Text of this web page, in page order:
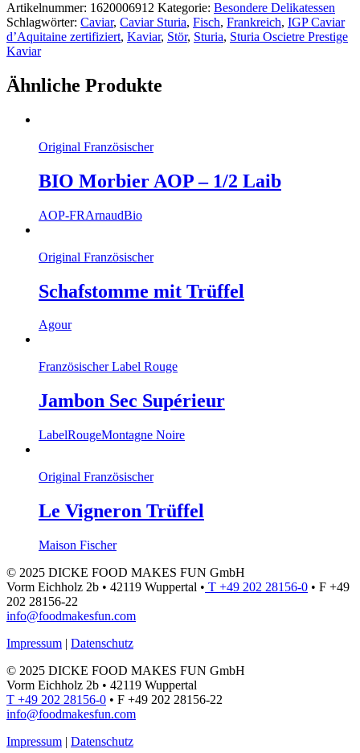
Artikelnummer: 1620006912 Kategorie: Besondere Delikatessen
Schlagwörter: Caviar, Caviar Sturia, Fisch, Frankreich, IGP Caviar
d’Aquitaine zertifiziert, Kaviar, Stör, Sturia, Sturia Oscietre Prestige
Kaviar
Ähnliche Produkte
Original Französischer
BIO Morbier AOP – 1/2 Laib
AOP-FRArnaudBio
Original Französischer
Schafstomme mit Trüffel
Agour
Französischer Label Rouge
Jambon Sec Supérieur
LabelRougeMontagne Noire
Original Französischer
Le Vigneron Trüffel
Maison Fischer
© 2025 DICKE FOOD MAKES FUN GmbH
Vorm Eichholz 2b • 42119 Wuppertal • T +49 202 28156-0 • F +49
202 28156-22
info@foodmakesfun.com
Impressum | Datenschutz
© 2025 DICKE FOOD MAKES FUN GmbH
Vorm Eichholz 2b • 42119 Wuppertal
T +49 202 28156-0 • F +49 202 28156-22
info@foodmakesfun.com
Impressum | Datenschutz